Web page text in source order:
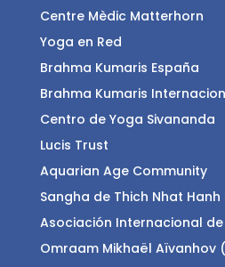
Centre Mèdic Matterhorn
Yoga en Red
Brahma Kumaris España
Brahma Kumaris
Centro de Yoga Sivananda
Lucis Trust
Aquarian Age Community
Sangha de Thich Nhat
Asociación Internacional
Omraam Mikhaël Aïvanhov